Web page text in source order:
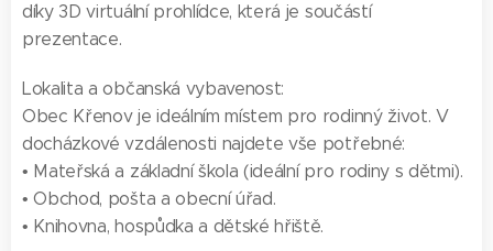
díky 3D virtuální prohlídce, která je součástí
prezentace.
Lokalita a občanská vybavenost:
Obec Křenov je ideálním místem pro rodinný život. V
docházkové vzdálenosti najdete vše potřebné:
• Mateřská a základní škola (ideální pro rodiny s dětmi).
• Obchod, pošta a obecní úřad.
• Knihovna, hospůdka a dětské hřiště.